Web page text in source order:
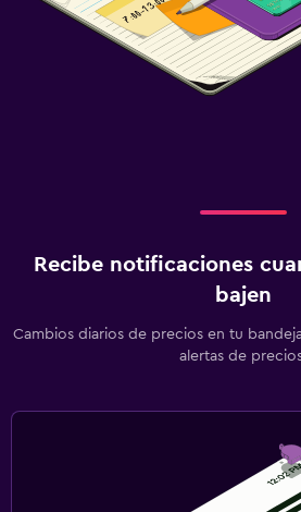
Recibe notificaciones
bajen
Cambios diarios de precios en tu
alertas de